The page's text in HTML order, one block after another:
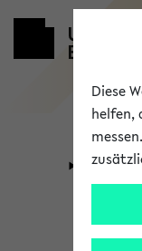
Diese
helfen,